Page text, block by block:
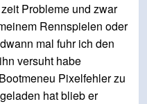
Probleme und zwar
Rennspielen oder
mal fuhr ich den
versuht habe
Pixelfehler zu
geladen hat blieb er